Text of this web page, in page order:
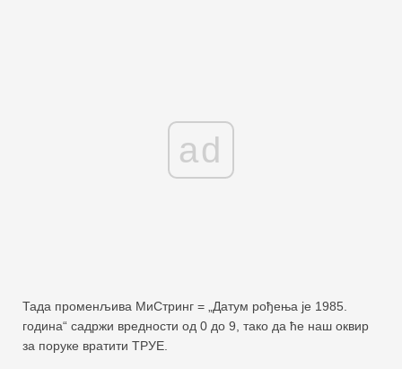
ad
Тада променљива МиСтринг = „Датум рођења је 1985.
година“ садржи вредности од 0 до 9, тако да ће наш оквир
за поруке вратити ТРУЕ.